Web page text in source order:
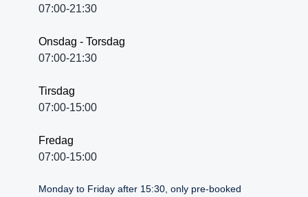
07:00-21:30
Onsdag - Torsdag
07:00-21:30
Tirsdag
07:00-15:00
Fredag
07:00-15:00
Monday to Friday after 15:30, only pre-booked